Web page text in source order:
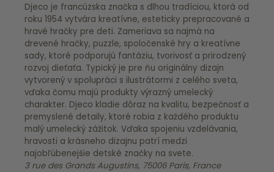
Djeco je francúzska značka s dlhou tradíciou, ktorá od
roku 1954 vytvára kreatívne, esteticky prepracované a
hravé hračky pre deti. Zameriava sa najmä na
drevené hračky, puzzle, spoločenské hry a kreatívne
sady, ktoré podporujú fantáziu, tvorivosť a prirodzený
rozvoj dieťaťa. Typický je pre ňu originálny dizajn
vytvorený v spolupráci s ilustrátormi z celého sveta,
vďaka čomu majú produkty výrazný umelecký
charakter. Djeco kladie dôraz na kvalitu, bezpečnosť a
premyslené detaily, ktoré robia z každého produktu
malý umelecký zážitok. Vďaka spojeniu vzdelávania,
hravosti a krásneho dizajnu patrí medzi
najobľúbenejšie detské značky na svete.
3 rue des Grands Augustins, 75006 Paris, France